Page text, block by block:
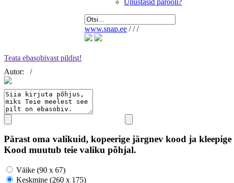
Unustasid parooli?
www.snap.ee / / /
Teata ebasobivast pildist!
Autor:
/
Pärast oma valikuid, kopeerige järgnev kood ja kleepige
Kood muutub teie valiku põhjal.
Väike (90 x 67)
Keskmine (260 x 175)